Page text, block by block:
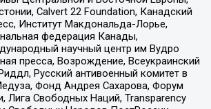
Calvert 22 Foundation, Канадский
Институт Макдональда-Лорье,
федерация Канады,
научный центр им Вудро
пресса, Возрождение, Всеукраинский
Русский антивоенный комитет в
Фонд Андрея Сахарова, Форум
Лига Свободных Наций, Transparеncy